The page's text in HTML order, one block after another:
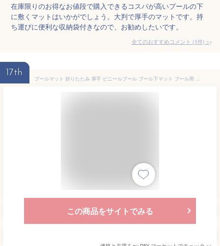
在庫限りのお得なお値段で購入できるコスパが高いプールの下
に敷くマットはいかがでしょう。大判で厚手のマットです。持
ち運びに便利な収納袋付きなので、お勧めしたいです。
全てのおすすめコメント (1件) >
17th
プールマット 折りたたみ 厚手 ビニールプール プール下マット プール用 下敷きマット 大型200cm×150cm×1cm デコボコ軽減 滑り止め 水
この商品をサイトでみる